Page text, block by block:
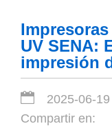
UV SENA:
impresión
2025-06-19
Compartir en: